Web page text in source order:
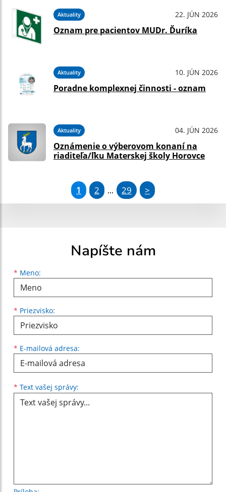
Aktuality 22. JÚN 2026
Oznam pre pacientov MUDr. Ďuríka
Aktuality 10. JÚN 2026
Poradne komplexnej činnosti - oznam
Aktuality 04. JÚN 2026
Oznámenie o výberovom konaní na
riaditeľa/ľku Materskej školy Horovce
1 2 ... 29 >
Napíšte nám
* Meno:
Meno
* Priezvisko:
Priezvisko
* E-mailová adresa:
E-mailová adresa
* Text vašej správy: